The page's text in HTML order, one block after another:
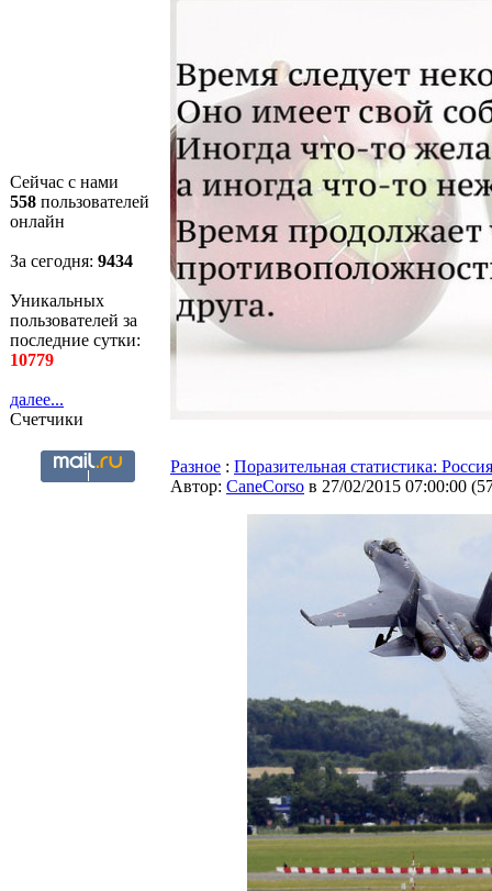
Сейчас с нами
558 пользователей
онлайн
За сегодня: 9434
Уникальных
пользователей за
последние сутки:
10779
далее...
Счетчики
Разное : Поразительная статистика:
Автор: CaneCorso в 27/02/2015 07:00:00 (